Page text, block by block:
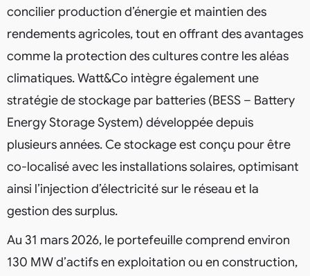
concilier production d’énergie et maintien des
rendements agricoles, tout en offrant des avantages
comme la protection des cultures contre les aléas
climatiques. Watt&Co intègre également une
stratégie de stockage par batteries (BESS – Battery
Energy Storage System) développée depuis
plusieurs années. Ce stockage est conçu pour être
co-localisé avec les installations solaires, optimisant
ainsi l’injection d’électricité sur le réseau et la
gestion des surplus.
Au 31 mars 2026, le portefeuille comprend environ
130 MW d’actifs en exploitation ou en construction,